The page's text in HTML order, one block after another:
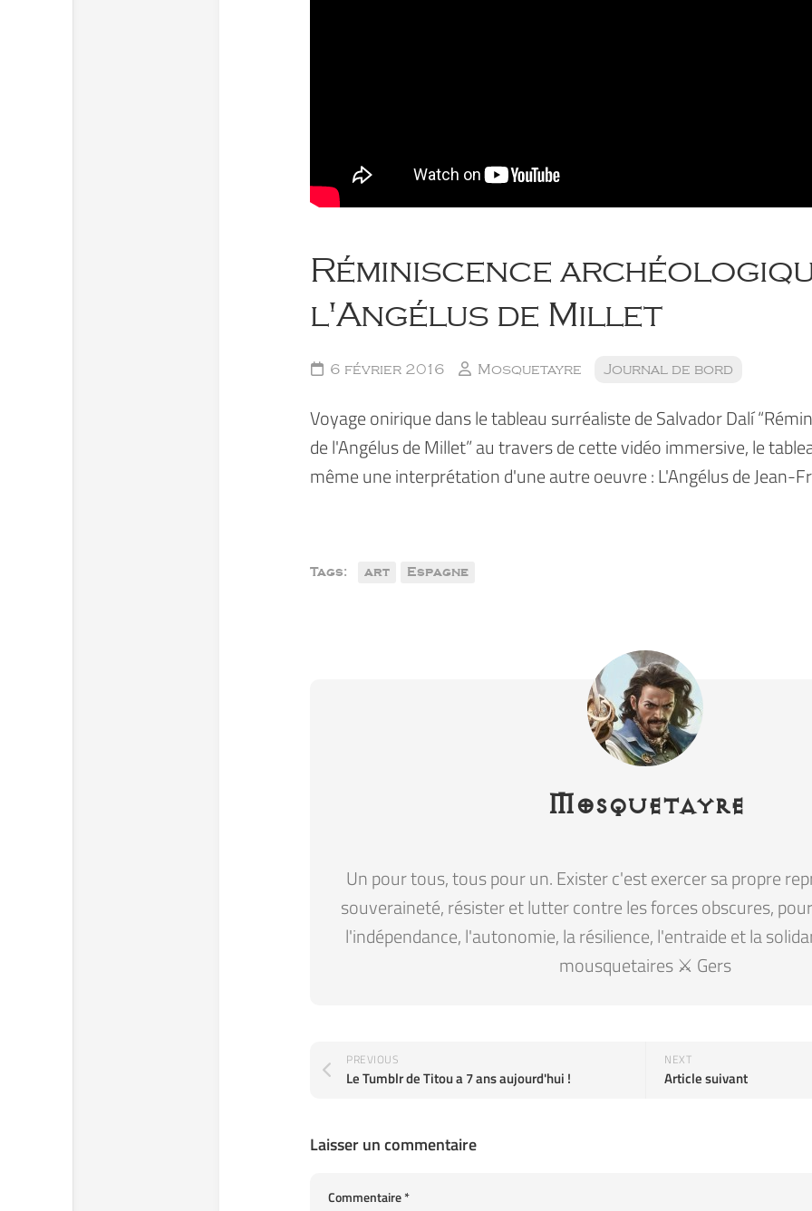
Réminiscence
l'Angélus de Millet
6 février 2016 Mosquetayre Journal de bord
Voyage onirique dans le tableau surréaliste de Salvador Dalí
de l'Angélus de Millet” au travers de cette vidéo immersive, le
même une interprétation d'une autre oeuvre : L'Angélus de Jean-
Tags: art Espagne
Mosquetayre
Un pour tous, tous pour un. Exister c'est exercer sa propre
souveraineté, résister et lutter contre les forces obscures,
l'indépendance, l'autonomie, la résilience, l'entraide et la
mousquetaires ⚔️ Gers
NEXT
Article suivant
PREVIOUS
Le Tumblr de Titou a 7 ans aujourd'hui !
Laisser un commentaire
Commentaire*